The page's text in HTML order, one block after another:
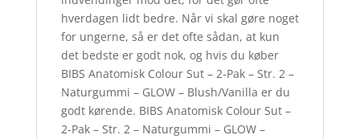
hverdagen lidt bedre. Når vi skal gøre noget
for ungerne, så er det ofte sådan, at kun
det bedste er godt nok, og hvis du køber
BIBS Anatomisk Colour Sut – 2-Pak – Str. 2 –
Naturgummi – GLOW – Blush/Vanilla er du
godt kørende. BIBS Anatomisk Colour Sut –
2-Pak – Str. 2 – Naturgummi – GLOW –